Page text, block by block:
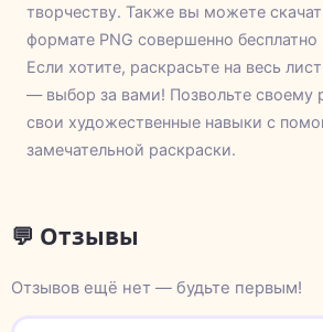
творчеству. Также вы можете
формате PNG совершенно бесплатно
Если хотите, раскрасьте на весь
— выбор за вами! Позвольте своему
свои художественные навыки с
замечательной раскраски.
💬 Отзывы
Отзывов ещё нет — будьте первым!